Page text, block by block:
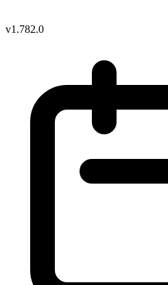
v1.782.0